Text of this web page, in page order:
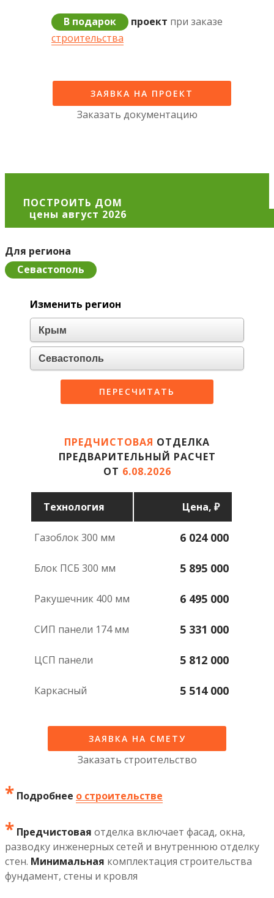
В подарок проект при заказе
строительства
ЗАЯВКА НА ПРОЕКТ
Заказать документацию
ПОСТРОИТЬ ДОМ
Для региона
Севастополь
Изменить регион
ПЕРЕСЧИТАТЬ
ПРЕДЧИСТОВАЯ ОТДЕЛКА
ПРЕДВАРИТЕЛЬНЫЙ РАСЧЕТ
ОТ 6.08.2026
Техноло­гия Цена, ₽
газоблок 300 мм 6 024 000
блок ПСБ 300 мм 5 895 000
ракушечник 400 мм 6 495 000
СИП панели 174 мм 5 331 000
ЦСП панели 5 812 000
каркасный 5 514 000
ЗАЯВКА НА СМЕТУ
Заказать строительство
* Подробнее о строительстве
* Предчистовая отделка включает фасад, окна,
разводку инженерных сетей и внутреннюю отделку
стен. Минимальная комплектация строительства
фундамент, стены и кровля